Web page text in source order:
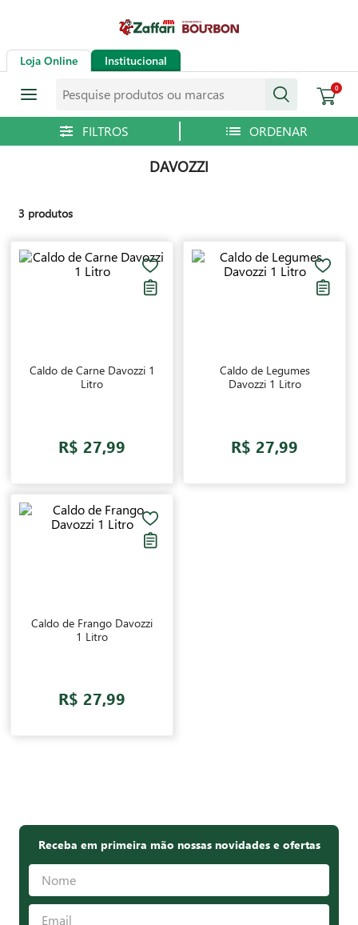
Loja Online Institucional
0
DAVOZZI
3 produtos
Caldo de Carne Davozzi 1
Litro
R$ 27,99
Caldo de Legumes
Davozzi 1 Litro
R$ 27,99
Caldo de Frango Davozzi
1 Litro
R$ 27,99
Receba em primeira mão nossas novidades e ofertas